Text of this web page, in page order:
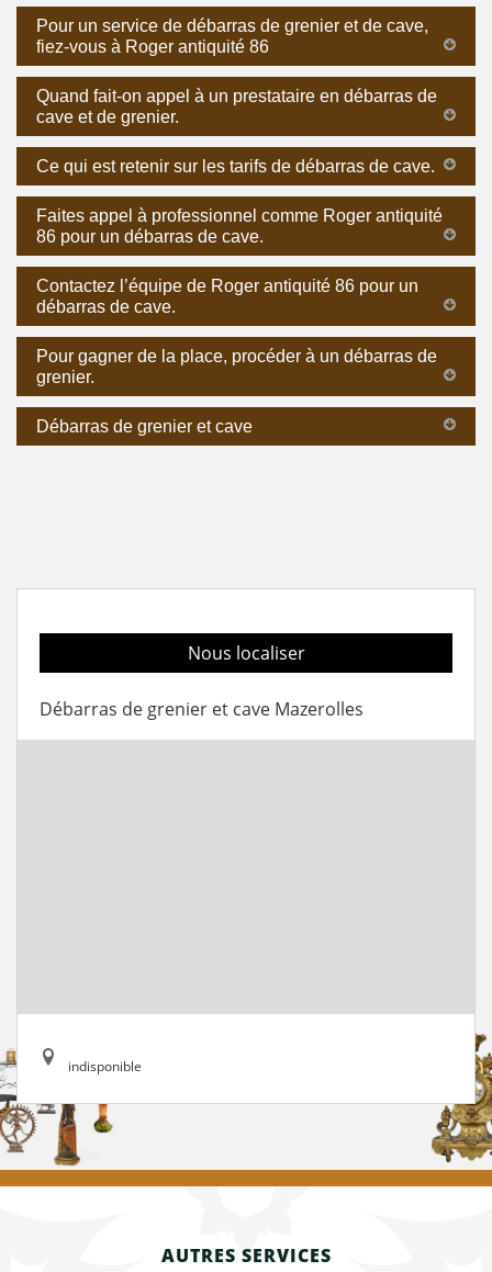
Pour un service de débarras de grenier et de cave,
fiez-vous à Roger antiquité 86
Quand fait-on appel à un prestataire en débarras de
cave et de grenier.
Ce qui est retenir sur les tarifs de débarras de cave.
Faites appel à professionnel comme Roger antiquité
86 pour un débarras de cave.
Contactez l’équipe de Roger antiquité 86 pour un
débarras de cave.
Pour gagner de la place, procéder à un débarras de
grenier.
Débarras de grenier et cave
Nous localiser
Débarras de grenier et cave Mazerolles
indisponible
AUTRES SERVICES